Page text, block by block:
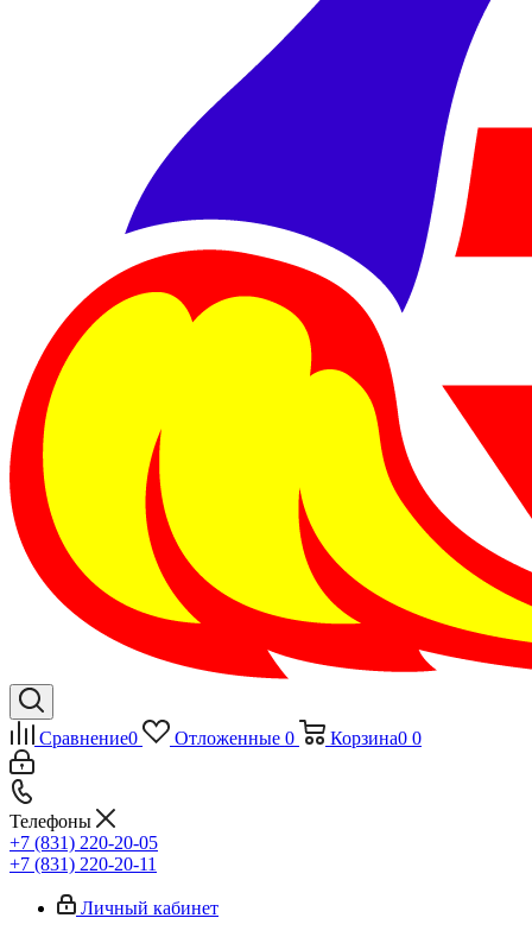
Сравнение0 Отложенные 0 Корзина0 0
Телефоны
+7 (831) 220-20-05
+7 (831) 220-20-11
Личный кабинет